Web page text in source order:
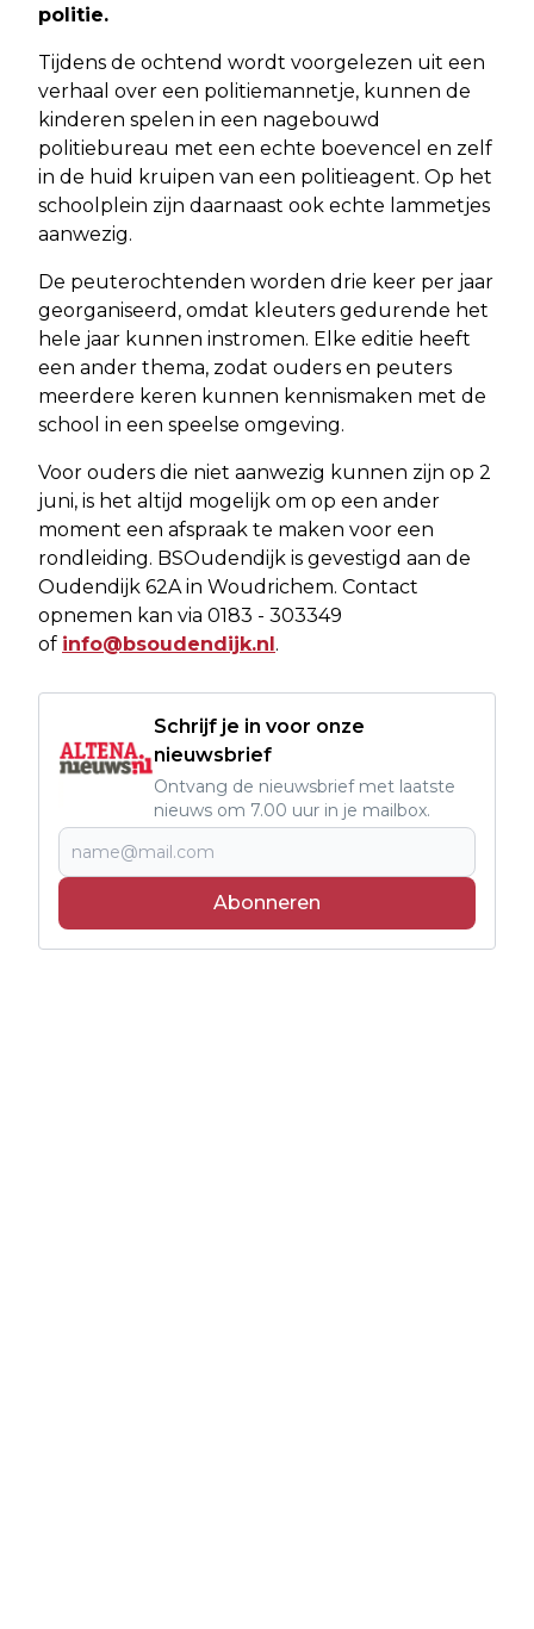
politie.
Tijdens de ochtend wordt voorgelezen uit een
verhaal over een politiemannetje, kunnen de
kinderen spelen in een nagebouwd
politiebureau met een echte boevencel en zelf
in de huid kruipen van een politieagent. Op het
schoolplein zijn daarnaast ook echte lammetjes
aanwezig.
De peuterochtenden worden drie keer per jaar
georganiseerd, omdat kleuters gedurende het
hele jaar kunnen instromen. Elke editie heeft
een ander thema, zodat ouders en peuters
meerdere keren kunnen kennismaken met de
school in een speelse omgeving.
Voor ouders die niet aanwezig kunnen zijn op 2
juni, is het altijd mogelijk om op een ander
moment een afspraak te maken voor een
rondleiding. BSOudendijk is gevestigd aan de
Oudendijk 62A in Woudrichem. Contact
opnemen kan via 0183 - 303349
of info@bsoudendijk.nl .
Schrijf je in voor onze
nieuwsbrief
Ontvang de nieuwsbrief met laatste
nieuws om 7.00 uur in je mailbox.
Abonneren